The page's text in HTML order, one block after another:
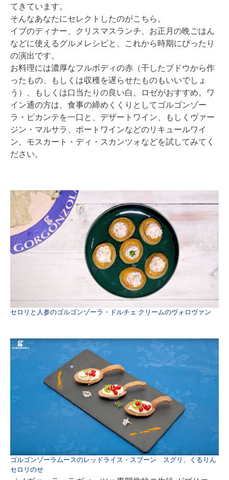
てきています。
そんなあなたにセレクトしたのがこちら。
イブのディナー、クリスマスランチ、お正月の晩ごはん
などに使えるグルメレシピと、これから時期にぴったり
の演出です。
お料理には濃厚なフルボディの赤（干したブドウから作
ったもの、もしくは収穫を遅らせたものもいいでしょ
う）、もしくは口当たりの良い白、ロゼがおすすめ。ワ
イン通の方は、食事の締めくくりとしてゴルゴンゾー
ラ・ピカンテを一口と、デザートワイン、もしくヴァー
ジン・マルサラ、ポートワインなどのリキュールワイ
ン、モスカート・ディ・スカンツォなどを試してみてく
ださい。
セロリと人参のゴルゴンゾーラ・ドルチェ クリームのヴォロヴァン
ゴルゴンゾーラムースのレッドライス・スプーン スグリ、くるりん
セロリのせ